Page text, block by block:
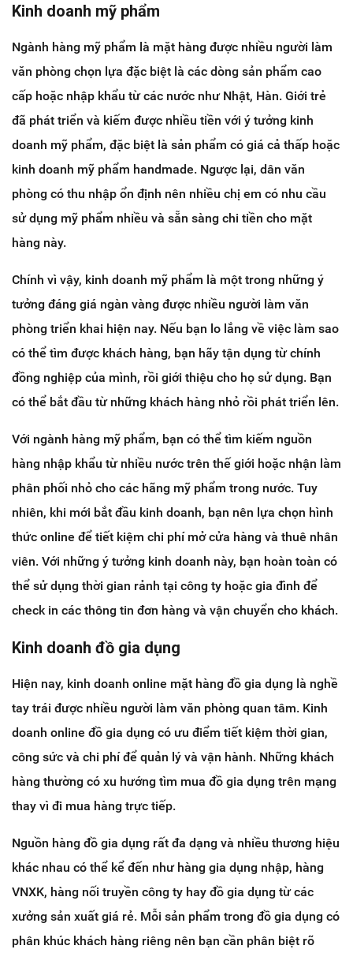
Kinh doanh mỹ phẩm
Ngành hàng mỹ phẩm là mặt hàng được nhiều người làm
văn phòng chọn lựa đặc biệt là các dòng sản phẩm cao
cấp hoặc nhập khẩu từ các nước như Nhật, Hàn. Giới trẻ
đã phát triển và kiếm được nhiều tiền với ý tưởng kinh
doanh mỹ phẩm, đặc biệt là sản phẩm có giá cả thấp hoặc
kinh doanh mỹ phẩm handmade. Ngược lại, dân văn
phòng có thu nhập ổn định nên nhiều chị em có nhu cầu
sử dụng mỹ phẩm nhiều và sẵn sàng chi tiền cho mặt
hàng này.
Chính vì vậy, kinh doanh mỹ phẩm là một trong những ý
tưởng đáng giá ngàn vàng được nhiều người làm văn
phòng triển khai hiện nay. Nếu bạn lo lắng về việc làm sao
có thể tìm được khách hàng, bạn hãy tận dụng từ chính
đồng nghiệp của mình, rồi giới thiệu cho họ sử dụng. Bạn
có thể bắt đầu từ những khách hàng nhỏ rồi phát triển lên.
Với ngành hàng mỹ phẩm, bạn có thể tìm kiếm nguồn
hàng nhập khẩu từ nhiều nước trên thế giới hoặc nhận làm
phân phối nhỏ cho các hãng mỹ phẩm trong nước. Tuy
nhiên, khi mới bắt đầu kinh doanh, bạn nên lựa chọn hình
thức online để tiết kiệm chi phí mở cửa hàng và thuê nhân
viên. Với những ý tưởng kinh doanh này, bạn hoàn toàn có
thể sử dụng thời gian rảnh tại công ty hoặc gia đình để
check in các thông tin đơn hàng và vận chuyển cho khách.
Kinh doanh đồ gia dụng
Hiện nay, kinh doanh online mặt hàng đồ gia dụng là nghề
tay trái được nhiều người làm văn phòng quan tâm. Kinh
doanh online đồ gia dụng có ưu điểm tiết kiệm thời gian,
công sức và chi phí để quản lý và vận hành. Những khách
hàng thường có xu hướng tìm mua đồ gia dụng trên mạng
thay vì đi mua hàng trực tiếp.
Nguồn hàng đồ gia dụng rất đa dạng và nhiều thương hiệu
khác nhau có thể kể đến như hàng gia dụng nhập, hàng
VNXK, hàng nối truyền công ty hay đồ gia dụng từ các
xưởng sản xuất giá rẻ. Mỗi sản phẩm trong đồ gia dụng có
phân khúc khách hàng riêng nên bạn cần phân biệt rõ